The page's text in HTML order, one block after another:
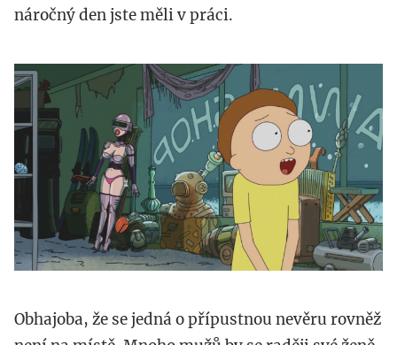
náročný den jste měli v práci.
rick.jpg
Obhajoba, že se jedná o přípustnou nevěru rovněž